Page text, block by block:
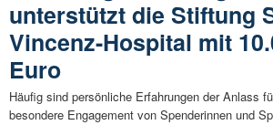
unterstützt die Stiftung
Vincenz-Hospital mit
Euro
Häufig sind persönliche Erfahrungen der Anlass
besondere Engagement von Spenderinnen und